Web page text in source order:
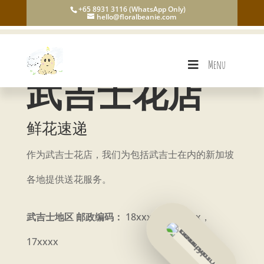
+65 8931 3116 (WhatsApp Only)
hello@floralbeanie.com
Menu
武吉士花店
鲜花速递
作为武吉士花店，我们为包括武吉士在内的新加坡
各地提供送花服务。
武吉士地区 邮政编码： 18xxxx， 20xxxx，
17xxxx